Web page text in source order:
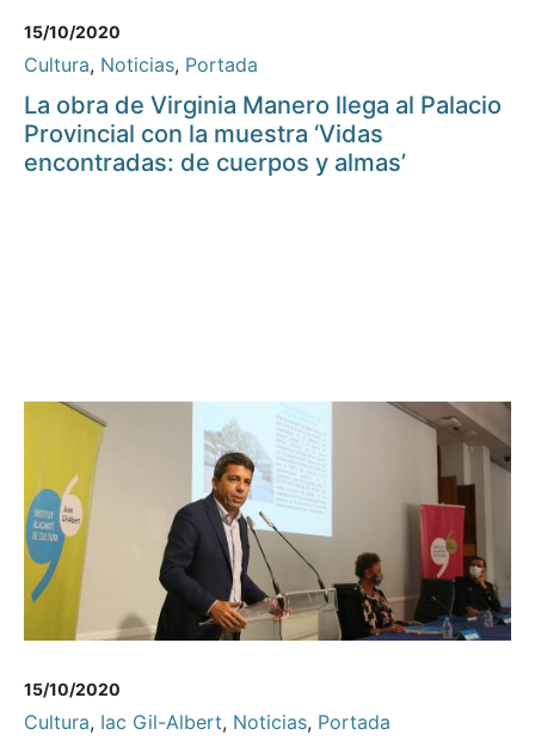
15/10/2020
Cultura, Noticias, Portada
La obra de Virginia Manero llega al Palacio
Provincial con la muestra ‘Vidas
encontradas: de cuerpos y almas’
15/10/2020
Cultura, Iac Gil-Albert, Noticias, Portada